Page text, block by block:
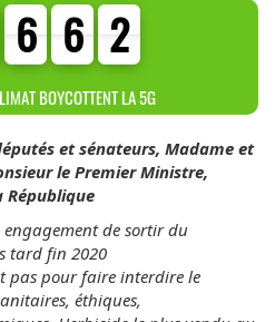
6
0
6 6
0
6 2
3
2
BOYCOTTENT LA 5G
et sénateurs, Madame et
le Premier Ministre,
République
engagement de sortir du
tard fin 2020
pas pour faire interdire le
éthiques,